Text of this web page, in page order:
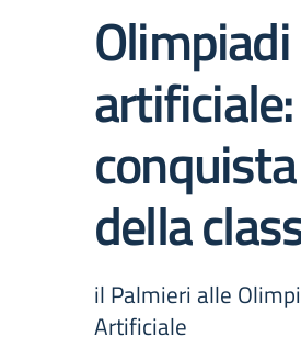
della
il Palmieri alle
Artificiale